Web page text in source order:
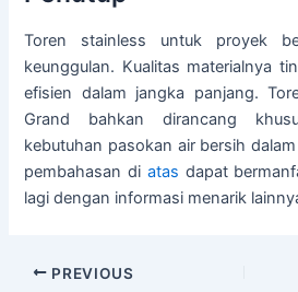
Toren stainless untuk proyek
keunggulan. Kualitas materialnya
efisien dalam jangka panjang.
Grand bahkan dirancang
kebutuhan pasokan air bersih
pembahasan di atas dapat
lagi dengan informasi menarik
PREVIOUS